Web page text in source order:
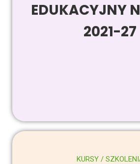
EDUKACYJNY
2021-27
KURSY /